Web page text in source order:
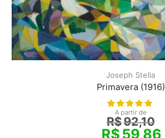
Joseph Stella
Primavera (1916)
A partir de
R$92,10
R$59,86